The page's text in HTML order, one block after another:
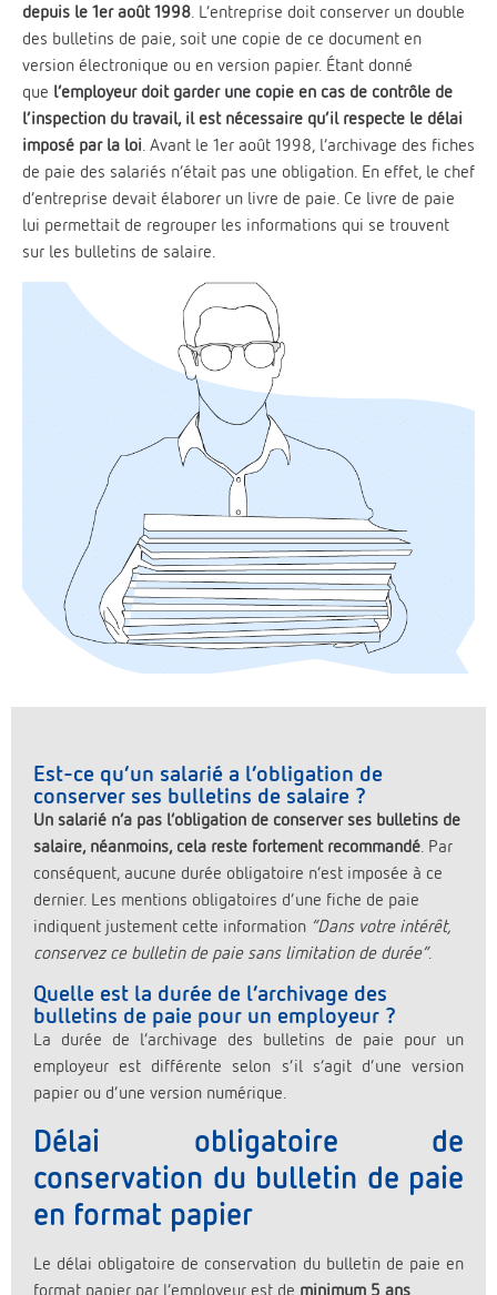
depuis le 1er août 1998. L’entreprise doit conserver un double
des bulletins de paie, soit une copie de ce document en
version électronique ou en version papier. Étant donné
que l’employeur doit garder une copie en cas de contrôle de
l’inspection du travail, il est nécessaire qu’il respecte le délai
imposé par la loi. Avant le 1er août 1998, l’archivage des fiches
de paie des salariés n’était pas une obligation. En effet, le chef
d’entreprise devait élaborer un livre de paie. Ce livre de paie
lui permettait de regrouper les informations qui se trouvent
sur les bulletins de salaire.
Est-ce qu’un salarié a l’obligation de
conserver ses bulletins de salaire ?
Un salarié n’a pas l’obligation de conserver ses bulletins de
salaire, néanmoins, cela reste fortement recommandé . Par
conséquent, aucune durée obligatoire n’est imposée à ce
dernier. Les mentions obligatoires d’une fiche de paie
indiquent justement cette information “Dans votre intérêt,
conservez ce bulletin de paie sans limitation de durée”.
Quelle est la durée de l’archivage des
bulletins de paie pour un employeur ?
La durée de l’archivage des bulletins de paie pour un
employeur est différente selon s’il s’agit d’une version
papier ou d’une version numérique.
Délai obligatoire de
conservation du bulletin de paie
en format papier
Le délai obligatoire de conservation du bulletin de paie en
format papier par l’employeur est de minimum 5 ans